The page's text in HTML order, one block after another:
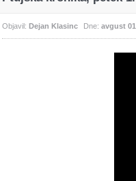
Objavil: Dejan Klasinc Dne: avgust